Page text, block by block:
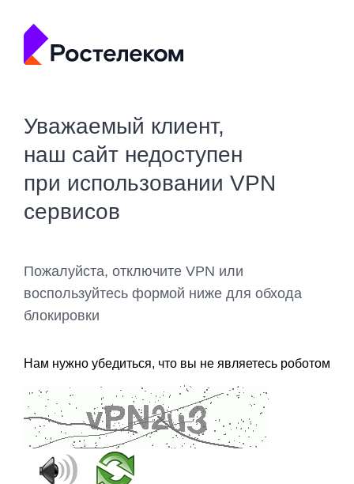
Уважаемый клиент,
наш сайт недоступен
при использовании VPN
сервисов
Пожалуйста, отключите VPN или
воспользуйтесь формой ниже для обхода
блокировки
Нам нужно убедиться, что вы не являетесь роботом